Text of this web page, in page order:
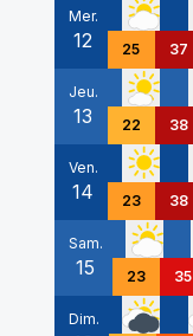
Mer.
12 25 37
Jeu.
13 22 38
Ven.
14 23 38
Sam.
15 23 35
Dim.